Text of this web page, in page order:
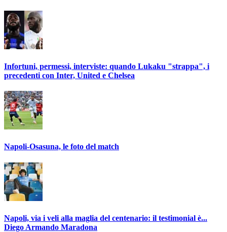
Infortuni, permessi, interviste: quando Lukaku "strappa", i
precedenti con Inter, United e Chelsea
Napoli-Osasuna, le foto del match
Napoli, via i veli alla maglia del centenario: il testimonial è...
Diego Armando Maradona